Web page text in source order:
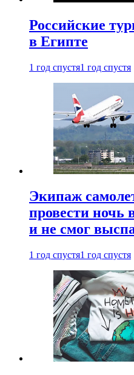
Российские
в Египте
1 год спустя1 год спустя
Экипаж
провести ночь
и не смог
1 год спустя1 год спустя